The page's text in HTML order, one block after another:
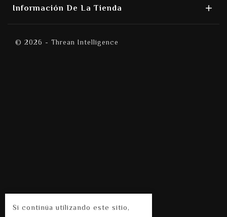
Información De La Tienda 
© 2026 - Threan Intelligence
Si continúa utilizando este sitio,